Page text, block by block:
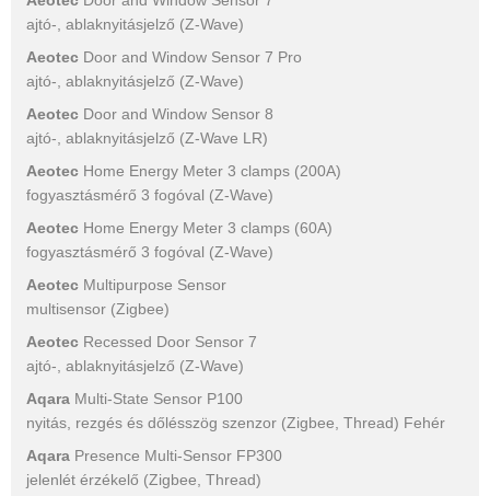
ajtó-, ablaknyitásjelző (Z-Wave)
Aeotec Door and Window Sensor 7 Pro
ajtó-, ablaknyitásjelző (Z-Wave)
Aeotec Door and Window Sensor 8
ajtó-, ablaknyitásjelző (Z-Wave LR)
Aeotec Home Energy Meter 3 clamps (200A)
fogyasztásmérő 3 fogóval (Z-Wave)
Aeotec Home Energy Meter 3 clamps (60A)
fogyasztásmérő 3 fogóval (Z-Wave)
Aeotec Multipurpose Sensor
multisensor (Zigbee)
Aeotec Recessed Door Sensor 7
ajtó-, ablaknyitásjelző (Z-Wave)
Aqara Multi-State Sensor P100
nyitás, rezgés és dőlésszög szenzor (Zigbee, Thread) Fehér
Aqara Presence Multi-Sensor FP300
jelenlét érzékelő (Zigbee, Thread)